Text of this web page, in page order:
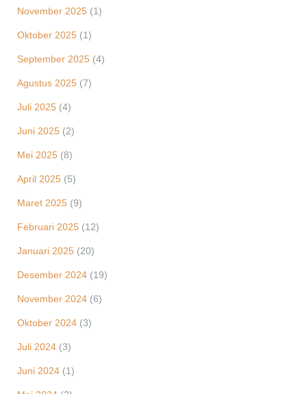
November 2025 (1)
Oktober 2025 (1)
September 2025 (4)
Agustus 2025 (7)
Juli 2025 (4)
Juni 2025 (2)
Mei 2025 (8)
April 2025 (5)
Maret 2025 (9)
Februari 2025 (12)
Januari 2025 (20)
Desember 2024 (19)
November 2024 (6)
Oktober 2024 (3)
Juli 2024 (3)
Juni 2024 (1)